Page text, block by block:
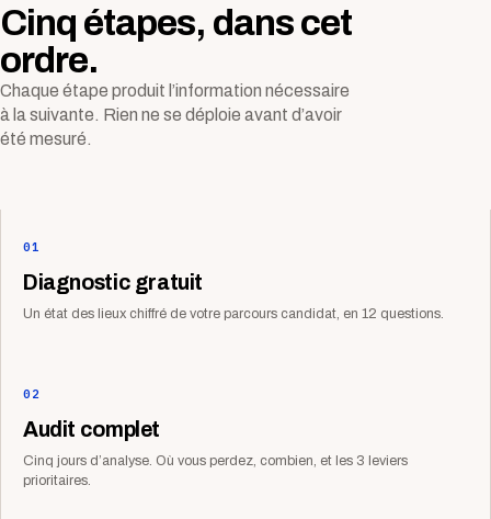
Cinq étapes, dans cet
ordre.
Chaque étape produit l’information nécessaire
à la suivante. Rien ne se déploie avant d’avoir
été mesuré.
01
Diagnostic gratuit
Un état des lieux chiffré de votre parcours candidat, en 12 questions.
02
Audit complet
Cinq jours d’analyse. Où vous perdez, combien, et les 3 leviers
prioritaires.